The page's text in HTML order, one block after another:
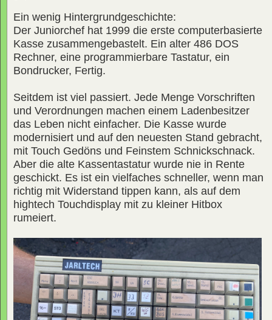
Ein wenig Hintergrundgeschichte:
Der Juniorchef hat 1999 die erste computerbasierte
Kasse zusammengebastelt. Ein alter 486 DOS
Rechner, eine programmierbare Tastatur, ein
Bondrucker, Fertig.
Seitdem ist viel passiert. Jede Menge Vorschriften
und Verordnungen machen einem Ladenbesitzer
das Leben nicht einfacher. Die Kasse wurde
modernisiert und auf den neuesten Stand gebracht,
mit Touch Gedöns und Feinstem Schnickschnack.
Aber die alte Kassentastatur wurde nie in Rente
geschickt. Es ist ein vielfaches schneller, wenn man
richtig mit Widerstand tippen kann, als auf dem
hightech Touchdisplay mit zu kleiner Hitbox
rumeiert.